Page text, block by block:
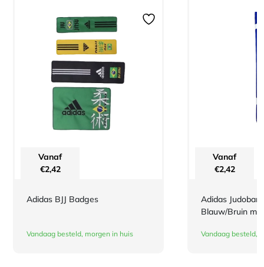
Vanaf
€2,42
Adidas BJJ Badges
Vandaag besteld, morgen in huis
Vanaf
€2,42
Adidas
Blauw/Bruin
Vandaag besteld,